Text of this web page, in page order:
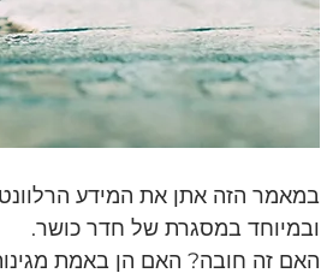
במאמר הזה אתן את המידע
ובמיוחד במסגרת של חדר כושר.
האם זה חובה? האם הן באמת